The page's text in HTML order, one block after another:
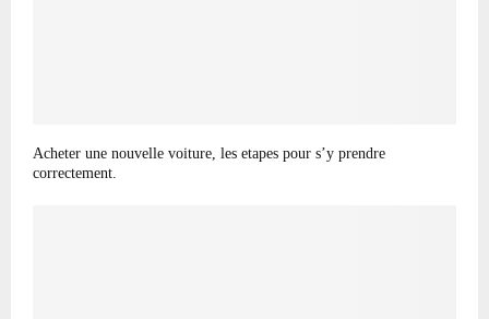
Acheter une nouvelle voiture, les etapes pour s’y prendre
correctement.